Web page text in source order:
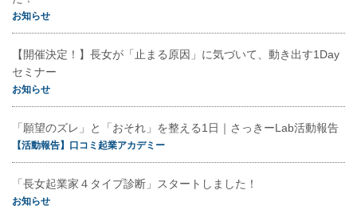
お知らせ
【開催決定！】長女が「止まる原因」に気づいて、動き出す1Day
セミナー
お知らせ
「願望のズレ」と「おそれ」を整える1日｜さっきーLab活動報告
【活動報告】口コミ起業アカデミー
「長女起業家４タイプ診断」スタートしました！
お知らせ